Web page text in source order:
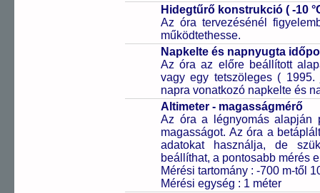
Hidegtűrő konstrukció ( -10
Az óra tervezésénél
működtethesse.
Napkelte és napnyugta
Az óra az előre beállított
vagy egy tetszöleges (
napra vonatkozó napkelte és
Altimeter - magasságmérő
Az óra a légnyomás alapján
magasságot. Az óra a
adatokat használja, de
beállíthat, a pontosabb mérés
Mérési tartomány : -700 m-től
Mérési egység : 1 méter